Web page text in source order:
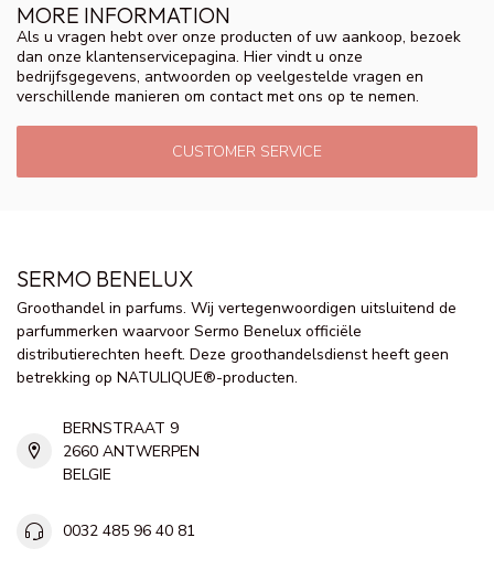
MORE INFORMATION
Als u vragen hebt over onze producten of uw aankoop, bezoek
dan onze klantenservicepagina. Hier vindt u onze
bedrijfsgegevens, antwoorden op veelgestelde vragen en
verschillende manieren om contact met ons op te nemen.
CUSTOMER SERVICE
SERMO BENELUX
Groothandel in parfums. Wij vertegenwoordigen uitsluitend de
parfummerken waarvoor Sermo Benelux officiële
distributierechten heeft. Deze groothandelsdienst heeft geen
betrekking op NATULIQUE®-producten.
BERNSTRAAT 9
2660 ANTWERPEN
BELGIE
0032 485 96 40 81